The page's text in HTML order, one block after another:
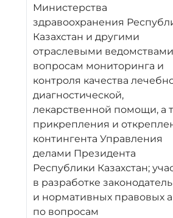
Министерства
здравоохранения
Казахстан и другими
отраслевыми
вопросам мониторинга и
контроля качества
диагностической,
лекарственной помощи, а
прикрепления и
контингента Управления
делами Президента
Республики Казахстан;
в разработке
и нормативных правовых
по вопросам